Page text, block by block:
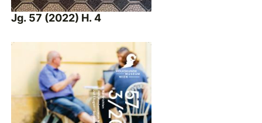
Jg. 57 (2022) H. 4